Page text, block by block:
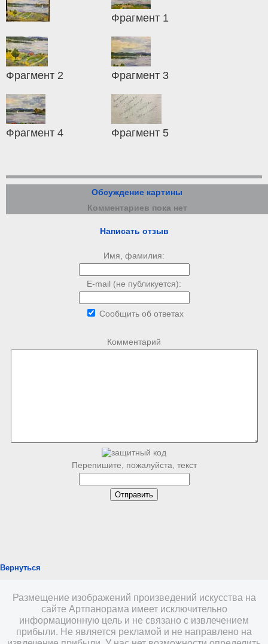
Фрагмент 1
Фрагмент 2 Фрагмент 3
Фрагмент 4 Фрагмент 5
Обсуждение картины
Комментариев пока нет
Написать отзыв
Имя, фамилия:
E-mail (не публикуется):
Сообщить об ответах
Комментарий
Перепишите, пожалуйста, текст
Вернуться
Размещение изображений произведений искусства на
сайте Артпанорама имеет исключительно
информационную цель и не связано с извлечением
прибыли. Не является рекламой и не направлено на